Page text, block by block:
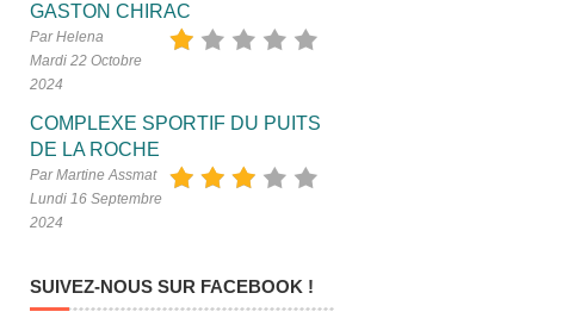
GASTON CHIRAC
Par Helena
Mardi 22 Octobre
2024
COMPLEXE SPORTIF DU PUITS
DE LA ROCHE
Par Martine Assmat
Lundi 16 Septembre
2024
SUIVEZ-NOUS SUR FACEBOOK !